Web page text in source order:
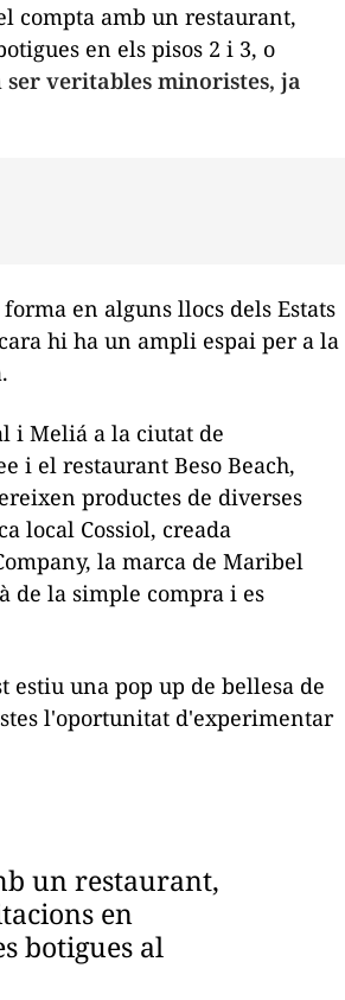
compta amb un restaurant,
en els pisos 2 i 3, o
ser veritables minoristes, ja
en alguns llocs dels Estats
hi ha un ampli espai per a la
i Meliá a la ciutat de
i el restaurant Beso Beach,
productes de diverses
local Cossiol, creada
la marca de Maribel
de la simple compra i es
estiu una pop up de bellesa de
l'oportunitat d'experimentar
un restaurant,
en
botigues al